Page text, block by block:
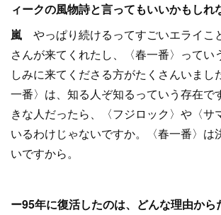
ィークの風物詩と言ってもいいかもしれ
嵐 やっぱり続けるってすごいエライこ
さんが来てくれたし、〈春一番〉ってい
しみに来てくださる方がたくさんいまし
一番〉は、知る人ぞ知るっていう存在で
きな人だったら、〈フジロック〉や〈サ
いるわけじゃないですか。〈春一番〉は
いですから。
ー95年に復活したのは、どんな理由か